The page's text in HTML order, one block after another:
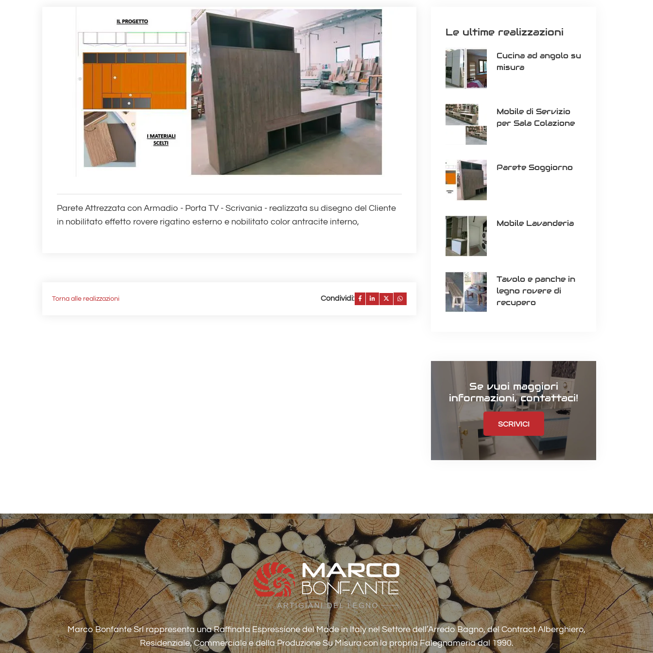
Parete Attrezzata con Armadio - Porta TV - Scrivania - realizzata su disegno del Cliente
in nobilitato effetto rovere rigatino esterno e nobilitato color antracite interno,
Torna alle realizzazioni Condividi:
Le ultime realizzazioni
Cucina ad angolo su
misura
Mobile di Servizio
per Sala Colazione
Parete Soggiorno
Mobile Lavanderia
Tavolo e panche in
legno rovere di
recupero
Se vuoi maggiori
informazioni, contattaci!
SCRIVICI
Marco Bonfante Srl rappresenta una Raffinata Espressione del Made in Italy nel Settore dell’Arredo Bagno, del Contract Alberghiero,
Residenziale, Commerciale e della Produzione Su Misura con la propria Falegnameria dal 1990.